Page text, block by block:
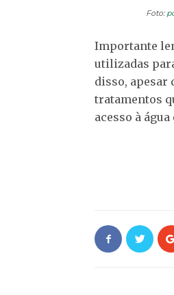
Foto:
Importante
utilizadas
disso, apesar
tratamentos
acesso à